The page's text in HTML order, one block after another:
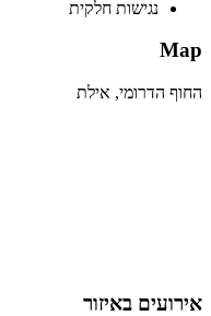
נגישות חלקית
Map
החוף הדרומי, אילת
אירועים באיזור